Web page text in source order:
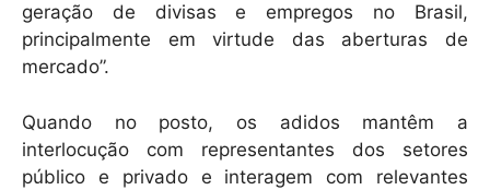
geração de divisas e empregos no Brasil,
principalmente em virtude das aberturas de
mercado”.
Quando no posto, os adidos mantêm a
interlocução com representantes dos setores
público e privado e interagem com relevantes